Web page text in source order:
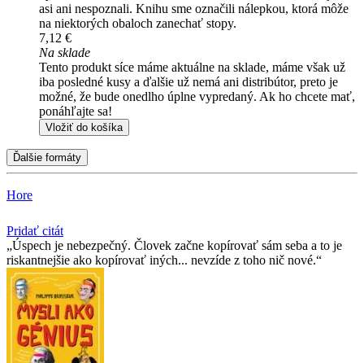
asi ani nespoznali. Knihu sme označili nálepkou, ktorá môže
na niektorých obaloch zanechať stopy.
7,12 €
Na sklade
Tento produkt síce máme aktuálne na sklade, máme však už
iba posledné kusy a ďalšie už nemá ani distribútor, preto je
možné, že bude onedlho úplne vypredaný. Ak ho chcete mať,
ponáhľajte sa!
Vložiť do košíka
Ďalšie formáty
Hore
Pridať citát
Úspech je nebezpečný. Človek začne kopírovať sám seba a to je
riskantnejšie ako kopírovať iných... nevzíde z toho nič nové.